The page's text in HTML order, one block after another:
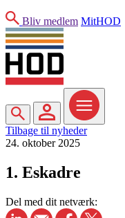
Søg
Bliv medlem MitHOD
Søg MitHOD Menu
Tilbage til nyheder
24. oktober 2025
1. Eskadre
Del med dit netværk: